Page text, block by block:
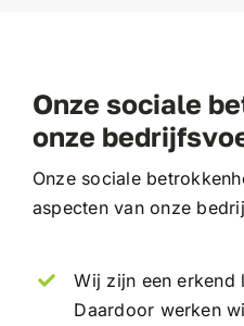
Onze sociale
onze
Onze sociale
aspecten van onze
Wij zijn een erkend
Daardoor werken